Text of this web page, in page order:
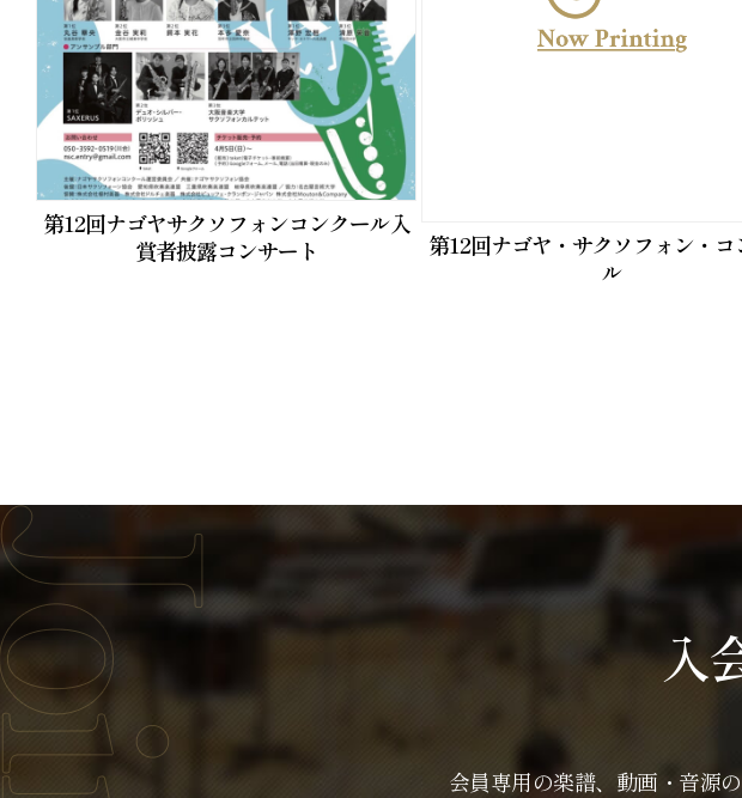
第12回ナゴヤサクソフォンコンクール入
賞者披露コンサート
第12回ナゴヤ・サクソフォン・コ
ル
入
会員専用の楽譜、動画・音源